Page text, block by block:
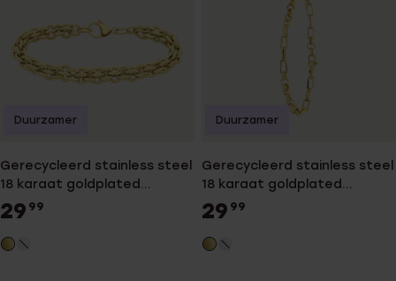
Gerecycleerd stainless steel
18 karaat goldplated
armband anaulle
29 99
Duurzamer
Gerecycleerd stainless steel
18 karaat goldplated
armband angeline
29 99
Duurzamer